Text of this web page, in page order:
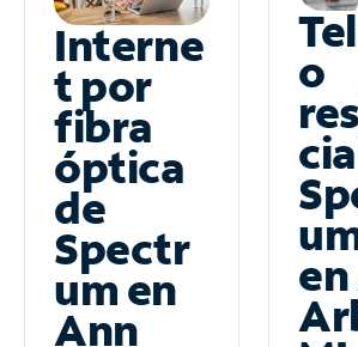
Interne
t por
fibra
óptica
de
Spectr
um en
Ann
o